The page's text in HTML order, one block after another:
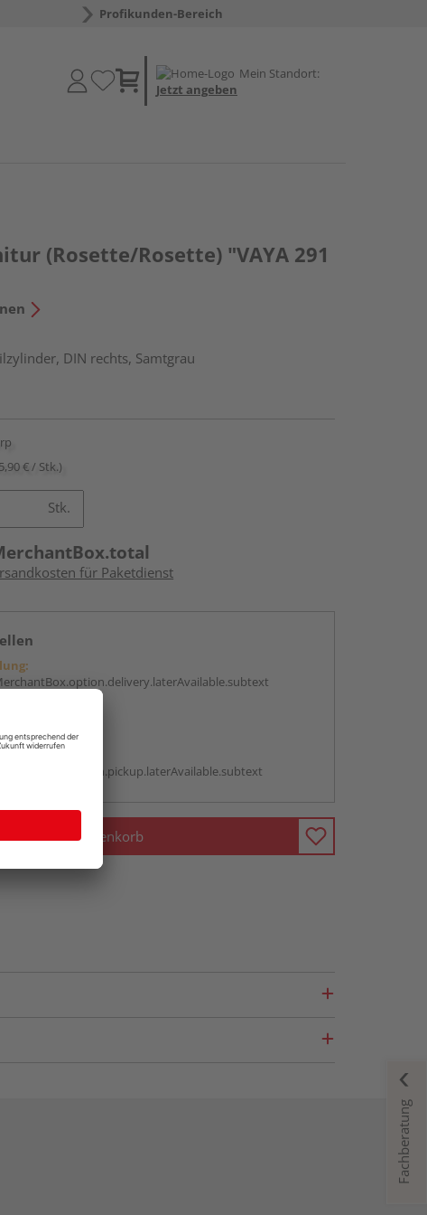
Profikunden-Bereich
Mein Standort:
Jetzt angeben
(Rosette/Rosette) "VAYA 291
DIN rechts, Samtgrau
€ / Stk.)
Stk.
für Paketdienst
abholen
In den Warenkorb
Fachberatung